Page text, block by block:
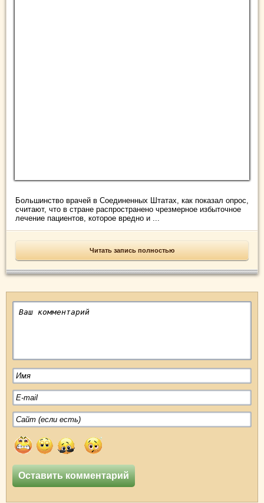
Большинство врачей в Соединенных Штатах, как показал опрос,
считают, что в стране распространено чрезмерное избыточное
лечение пациентов, которое вредно и ...
Читать запись полностью